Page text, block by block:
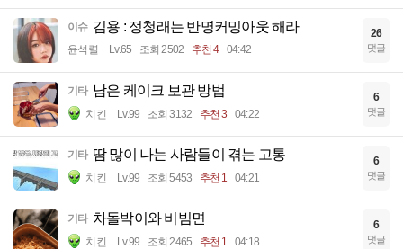
이슈 김용 : 정청래는 반명커밍아웃 해라
윤석렬 Lv.65 조회 2502 추천 4 04:42
26
댓글
기타 남은 케이크 보관 방법
치킨 Lv.99 조회 3132 추천 3 04:22
6
댓글
기타 땀 많이 나는 사람들이 겪는 고통
치킨 Lv.99 조회 5453 추천 1 04:21
6
댓글
기타 차돌박이와 비빔면
치킨 Lv.99 조회 2465 추천 1 04:18
6
댓글